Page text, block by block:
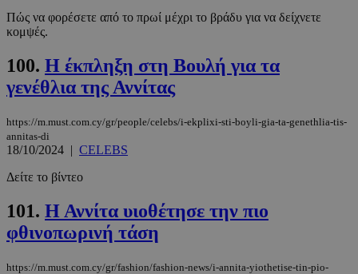
Πώς να φορέσετε από το πρωί μέχρι το βράδυ για να δείχνετε
κομψές.
100. Η έκπληξη στη Βουλή για τα
γενέθλια της Αννίτας
https://m.must.com.cy/gr/people/celebs/i-ekplixi-sti-boyli-gia-ta-genethlia-tis-
annitas-di
18/10/2024 | CELEBS
Δείτε το βίντεο
101. Η Αννίτα υιοθέτησε την πιο
φθινοπωρινή τάση
https://m.must.com.cy/gr/fashion/fashion-news/i-annita-yiothetise-tin-pio-